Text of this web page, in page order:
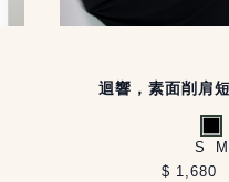
迴響，素面削肩
黑
S
M
$ 1,680